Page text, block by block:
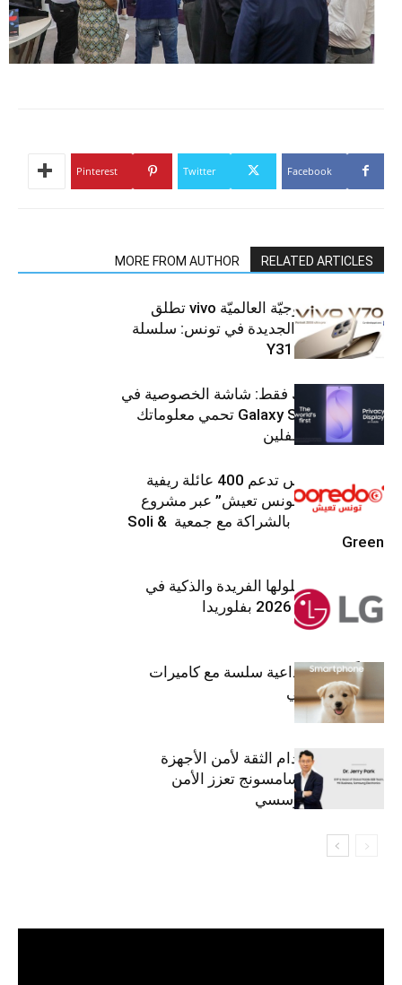
Facebook
Twitter
Pinterest
RELATED ARTICLES
MORE FROM AUTHOR
العلامة التّكنولوجيّة العالميّة vivo تطلق
هواتفها الذكيّة الجديدة في تونس: سلسلة
V70 وسلسلة Y31
شاشتك، لعينيك فقط: شاشة الخصوصية في
جهاز Galaxy S26 Ultra تحمي معلوماتك
من أعين المتطفلين
Ooredoo تونس تدعم 400 عائلة ريفية
ضمن برنامج “تونس تعيش” عبر مشروع
تنموي مستدام بالشراكة مع جمعية Soli &
Green
إل جي تقدم حلولها الفريدة والذكية في
معرض (KBIS) 2026 بفلوريدا
قريباً: تجربة إبداعية سلسة مع كاميرات
أجهزة جالاكسي
استراتيجية انعدام الثقة لأمن الأجهزة
المحمولة من سامسونج تعزز الأمن
السيبراني المؤسسي